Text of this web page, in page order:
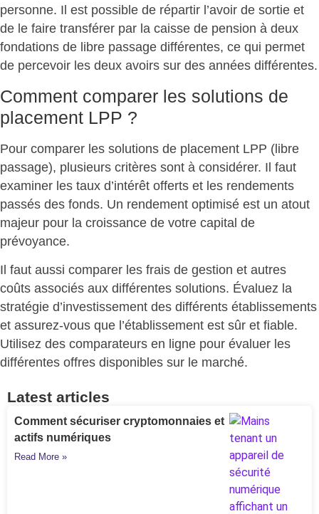
personne. Il est possible de répartir l’avoir de sortie et
de le faire transférer par la caisse de pension à deux
fondations de libre passage différentes, ce qui permet
de percevoir les deux avoirs sur des années différentes.
Comment comparer les solutions de
placement LPP ?
Pour comparer les solutions de placement LPP (libre
passage), plusieurs critères sont à considérer. Il faut
examiner les taux d’intérêt offerts et les rendements
passés des fonds. Un rendement optimisé est un atout
majeur pour la croissance de votre capital de
prévoyance.
Il faut aussi comparer les frais de gestion et autres
coûts associés aux différentes solutions. Évaluez la
stratégie d’investissement des différents établissements
et assurez-vous que l’établissement est sûr et fiable.
Utilisez des comparateurs en ligne pour évaluer les
différentes offres disponibles sur le marché.
Latest articles
Comment sécuriser cryptomonnaies et
actifs numériques
Read More »